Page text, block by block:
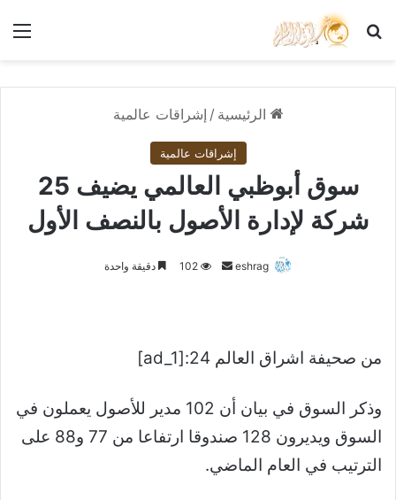
بحث عن
الرئيسية / إشراقات عالمية
إشراقات عالمية
سوق أبوظبي العالمي يضيف 25
شركة لإدارة الأصول بالنصف الأول
eshrag
أرسل 102 دقيقة واحدة
من صحيفة اشراق العالم 24:[ad_1]
وذكر السوق في بيان أن 102 مدير للأصول يعملون في
السوق ويديرون 128 صندوقا ارتفاعا من 77 و88 على
الترتيب في العام الماضي.